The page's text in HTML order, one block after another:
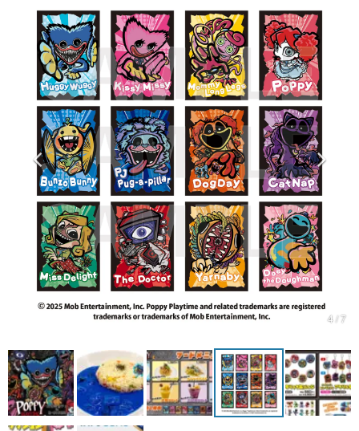
ゲームが変えた日本語
「経験値」「裏技」「ラスボス」… ゲームにまつわる言葉
の起源や用法の変遷を、コンピューター文化史研究家・タ
イニーP氏が徹底調査。
カテゴリ
特集記事
マンガ
女性向け
アプリレビュー
その他
電ファミニコゲーマーとは？
運営：株式会社マレ
4 / 7